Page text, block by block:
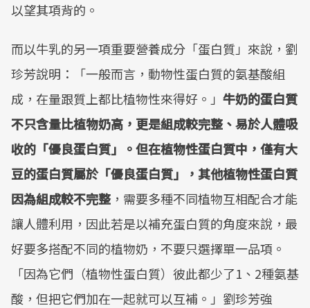
以望其項背的。
而以牛乳的另一項重要營養成分「蛋白質」來說，劉
珍芳說明：「一般而言，動物性蛋白質的氨基酸組
成，在量跟質上都比植物性來得好。」 牛奶的蛋白質
不只含量比植物奶高，更是組成較完整、易於人體吸
收的「優良蛋白質」。但在植物性蛋白質中，僅有大
豆的蛋白質屬於「優良蛋白質」，其他植物性蛋白質
因為組成較不完整，需要多種不同植物互相配合才能
讓人體利用，因此若是以補充蛋白質的角度來說，最
好要多搭配不同的植物奶，不要只選擇單一品項。
「因為它們（植物性蛋白質）彼此都少了1、2種氨基
酸，但把它們加在一起就可以互補。」劉珍芳強